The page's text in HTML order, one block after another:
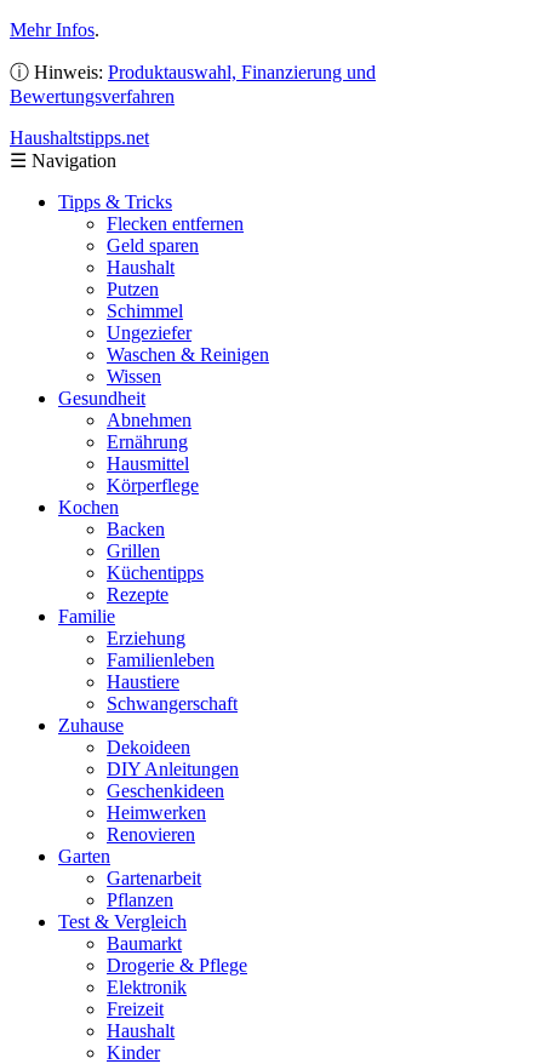
Mehr Infos.
ⓘ Hinweis: Produktauswahl, Finanzierung und
Bewertungsverfahren
Haushaltstipps.net
☰ Navigation
Tipps & Tricks
Flecken entfernen
Geld sparen
Haushalt
Putzen
Schimmel
Ungeziefer
Waschen & Reinigen
Wissen
Gesundheit
Abnehmen
Ernährung
Hausmittel
Körperflege
Kochen
Backen
Grillen
Küchentipps
Rezepte
Familie
Erziehung
Familienleben
Haustiere
Schwangerschaft
Zuhause
Dekoideen
DIY Anleitungen
Geschenkideen
Heimwerken
Renovieren
Garten
Gartenarbeit
Pflanzen
Test & Vergleich
Baumarkt
Drogerie & Pflege
Elektronik
Freizeit
Haushalt
Kinder